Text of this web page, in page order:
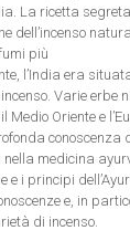
La ricetta
dell’incenso
più
l’India era
Varie erbe
Oriente e
conoscenza
medicina
e i principi
e, in
di incenso.